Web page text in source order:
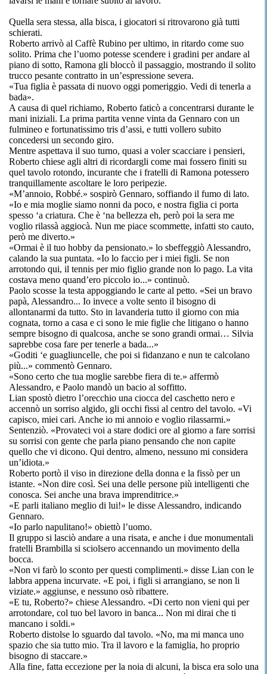
Quella sera stessa, alla bisca, i giocatori si ritrovarono già tutti
schierati.
Roberto arrivò al Caffè Rubino per ultimo, in ritardo come suo
solito. Prima che l’uomo potesse scendere i gradini per andare al
piano di sotto, Ramona gli bloccò il passaggio, mostrando il solito
trucco pesante contratto in un’espressione severa.
«Tua figlia è passata di nuovo oggi pomeriggio. Vedi di tenerla a
bada».
A causa di quel richiamo, Roberto faticò a concentrarsi durante le
mani iniziali. La prima partita venne vinta da Gennaro con un
fulmineo e fortunatissimo tris d’assi, e tutti vollero subito
concedersi un secondo giro.
Mentre aspettava il suo turno, quasi a voler scacciare i pensieri,
Roberto chiese agli altri di ricordargli come mai fossero finiti su
quel tavolo rotondo, incurante che i fratelli di Ramona potessero
tranquillamente ascoltare le loro peripezie.
«M’annoio, Robbé.» sospirò Gennaro, soffiando il fumo di lato.
«Io e mia moglie siamo nonni da poco, e nostra figlia ci porta
spesso ‘a criatura. Che è ‘na bellezza eh, però poi la sera me
voglio rilassà aggiocà. Nun me piace scommette, infatti sto cauto,
però me diverto.»
«Ormai è il tuo hobby da pensionato.» lo sbeffeggiò Alessandro,
calando la sua puntata. «Io lo faccio per i miei figli. Se non
arrotondo qui, il tennis per mio figlio grande non lo pago. La vita
costava meno quand’ero piccolo io...» continuò.
Paolo scosse la testa appoggiando le carte al petto. «Sei un bravo
papà, Alessandro... Io invece a volte sento il bisogno di
allontanarmi da tutto. Sto in lavanderia tutto il giorno con mia
cognata, torno a casa e ci sono le mie figlie che litigano o hanno
sempre bisogno di qualcosa, anche se sono grandi ormai… Silvia
saprebbe cosa fare per tenerle a bada...»
«Goditi ‘e guagliuncelle, che poi si fidanzano e nun te calcolano
più...» commentò Gennaro.
«Sono certo che tua moglie sarebbe fiera di te.» affermò
Alessandro, e Paolo mandò un bacio al soffitto.
Lian spostò dietro l’orecchio una ciocca del caschetto nero e
accennò un sorriso algido, gli occhi fissi al centro del tavolo. «Vi
capisco, miei cari. Anche io mi annoio e voglio rilassarmi.»
Sentenziò. «Provateci voi a stare dodici ore al giorno a fare sorrisi
su sorrisi con gente che parla piano pensando che non capite
quello che vi dicono. Qui dentro, almeno, nessuno mi considera
un’idiota.»
Roberto portò il viso in direzione della donna e la fissò per un
istante. «Non dire così. Sei una delle persone più intelligenti che
conosca. Sei anche una brava imprenditrice.»
«E parli italiano meglio di lui!» le disse Alessandro, indicando
Gennaro.
«Io parlo napulitano!» obiettò l’uomo.
Il gruppo si lasciò andare a una risata, e anche i due monumentali
fratelli Brambilla si sciolsero accennando un movimento della
bocca.
«Non vi farò lo sconto per questi complimenti.» disse Lian con le
labbra appena incurvate. «E poi, i figli si arrangiano, se non li
viziate.» aggiunse, e nessuno osò ribattere.
«E tu, Roberto?» chiese Alessandro. «Di certo non vieni qui per
arrotondare, col tuo bel lavoro in banca... Non mi dirai che ti
mancano i soldi.»
Roberto distolse lo sguardo dal tavolo. «No, ma mi manca uno
spazio che sia tutto mio. Tra il lavoro e la famiglia, ho proprio
bisogno di staccare.»
Alla fine, fatta eccezione per la noia di alcuni, la bisca era solo una